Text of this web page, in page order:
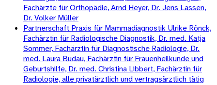
Fachärzte für Orthopädie, Arnd Heyer, Dr. Jens Lassen,
Dr. Volker Müller
Partnerschaft Praxis für Mammadiagnostik Ulrike Rönck,
Fachärztin für Radiologische Diagnostik, Dr. med. Katja
Sommer, Fachärztin für Diagnostische Radiologie, Dr.
med. Laura Budau, Fachärztin für Frauenheilkunde und
Geburtshilfe, Dr. med. Christina Libbert, Fachärztin für
Radiologie, alle privatärztlich und vertragsärztlich tätig